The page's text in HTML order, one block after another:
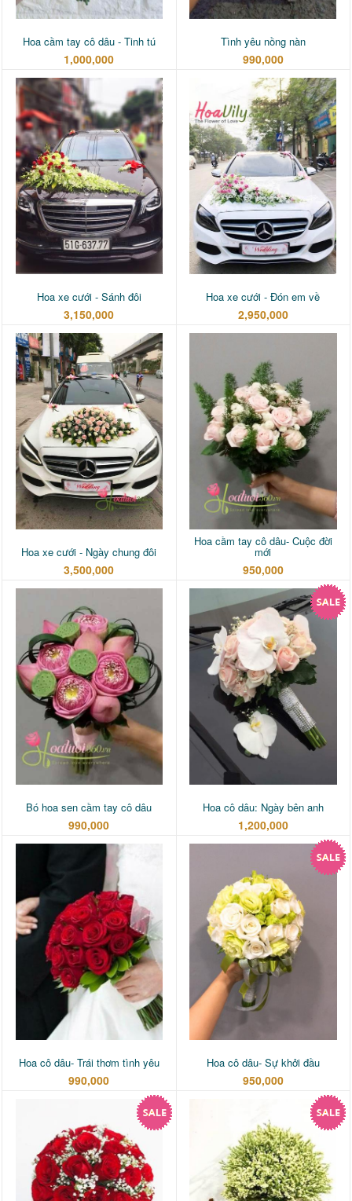
Hoa cầm tay cô dâu - Tinh tú
1,000,000
Tình yêu nồng nàn
990,000
Hoa xe cưới - Sánh đôi
3,150,000
Hoa xe cưới - Đón em về
2,950,000
Hoa xe cưới - Ngày chung đôi
3,500,000
Hoa cầm tay cô dâu- Cuộc đời
mới
950,000
Bó hoa sen cầm tay cô dâu
990,000
Hoa cô dâu: Ngày bên anh
1,200,000
Hoa cô dâu- Trái thơm tình yêu
990,000
Hoa cô dâu- Sự khởi đầu
950,000